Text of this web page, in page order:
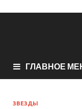
ГЛАВНОЕ
ЗВЕЗДЫ